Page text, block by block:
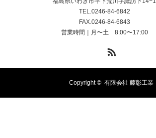
TEL.0246-84-6842
FAX.0246-84-6843
営業時間｜月〜土 8:00〜17:00
Copyright © 有限会社 藤彰工業